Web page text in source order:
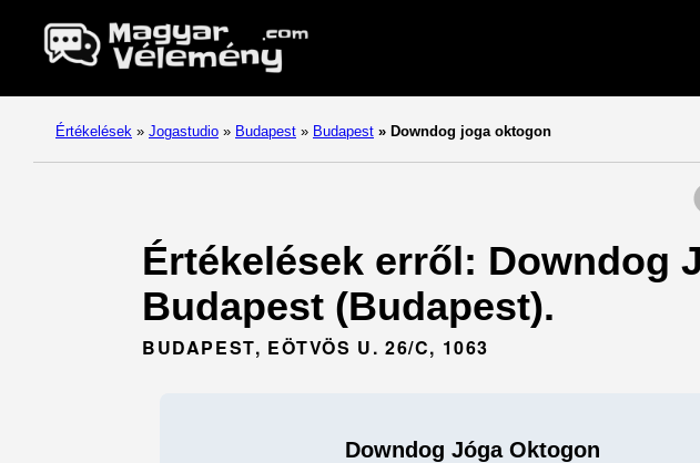
Értékelések » Jogastudio » Budapest » Budapest » Downdog joga oktogon
Értékelések erről: Downdog
Budapest (Budapest).
BUDAPEST, EÖTVÖS U. 26/C, 1063
Downdog Jóga Oktogon